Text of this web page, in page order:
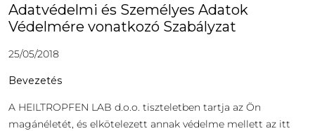
Adatvédelmi és Személyes Adatok
Védelmére vonatkozó Szabályzat
25/05/2018
Bevezetés
A HEILTROPFEN LAB d.o.o. tiszteletben tartja az Ön
magánéletét, és elkötelezett annak védelme mellett az itt